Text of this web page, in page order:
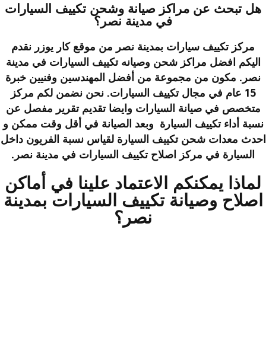
هل تبحث عن مراكز صيانة وشحن تكييف السيارات
في مدينة نصر؟
مركز تكييف سيارات بمدينة نصر من موقعكار يوزر نقدم
اليكم افضل مراكز شحن وصيانه تكييف السيارات في مدينة
نصر . مكون من مجموعة من أفضل المهندسين وفنيين خبرة
15 عام في مجال تكييف السيارات. نحن نضمن لكم مركز
متخصص في صيانة السيارات وايضا تقديم تقرير مفصل عن
نسبة أداء تكييف السيارة وبعد الصيانة في أقل وقت ممكن و
احدث معدات شحن تكييف السيارة لقياس نسبة الفريون داخل
السيارة في مركز اصلاح تكييف السيارات في مدينة نصر .
لماذا يمكنكم الاعتماد علينا في أماكن
اصلاح وصيانة تكييف السيارات بمدينة
نصر؟